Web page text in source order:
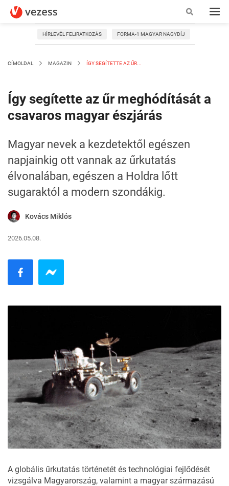
HÍRLEVÉL FELIRATKOZÁS FORMA-1 MAGYAR NAGYDÍJ
CÍMOLDAL MAGAZIN ÍGY SEGÍTETTE AZ ŰR...
Így segítette az űr meghódítását a
csavaros magyar észjárás
Magyar nevek a kezdetektől egészen
napjainkig ott vannak az űrkutatás
élvonalában, egészen a Holdra lőtt
sugaraktól a modern szondákig.
Kovács Miklós
2026.05.08.
A globális űrkutatás történetét és technológiai fejlődését
vizsgálva Magyarország, valamint a magyar származású